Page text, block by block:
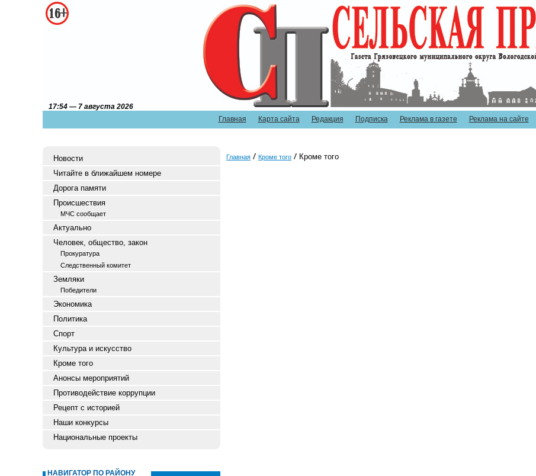
Главная Карта сайта Редакция Подписка Реклама в газете Реклама на сайте
17:54 — 7 августа 2026
Новости
Читайте в ближайшем номере
Дорога памяти
Происшествия
МЧС сообщает
Актуально
Человек, общество, закон
Прокуратура
Следственный комитет
Земляки
Победители
Экономика
Политика
Спорт
Культура и искусство
Кроме того
Анонсы мероприятий
Противодействие коррупции
Рецепт с историей
Наши конкурсы
Национальные проекты
НАВИГАТОР ПО РАЙОНУ
Главная Кроме того Кроме того